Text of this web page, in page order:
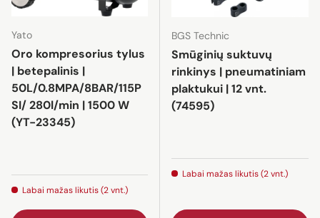
Yato
Oro kompresorius tylus
| betepalinis |
50L/0.8MPA/8BAR/115P
SI/ 280l/min | 1500 W
(YT-23345)
Labai mažas likutis (2 vnt.)
BGS Technic
Smūginių suktuvų
rinkinys | pneumatiniam
plaktukui | 12 vnt.
(74595)
Labai mažas likutis (2 vnt.)